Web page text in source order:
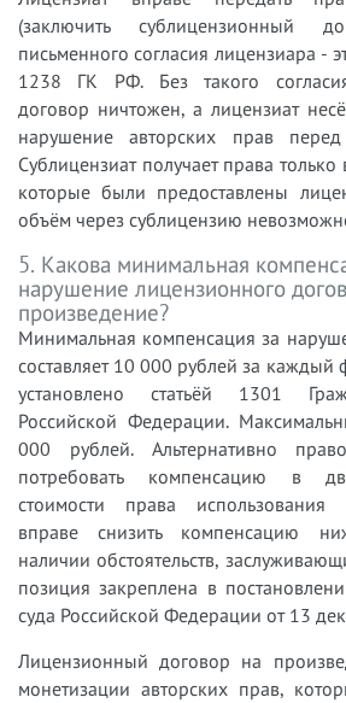
(заключить сублицензионный
письменного согласия лицензиара -
1238 ГК РФ. Без такого
договор ничтожен, а лицензиат
нарушение авторских прав перед
Сублицензиат получает права
которые были предоставлены
объём через сублицензию
5. Какова минимальная
нарушение лицензионного
произведение?
Минимальная компенсация за
составляет 10 000 рублей за каждый
установлено статьёй 1301
Российской Федерации.
000 рублей. Альтернативно
потребовать компенсацию в
стоимости права использования
вправе снизить компенсацию
наличии обстоятельств,
позиция закреплена в
суда Российской Федерации от 13
Лицензионный договор на
монетизации авторских прав,